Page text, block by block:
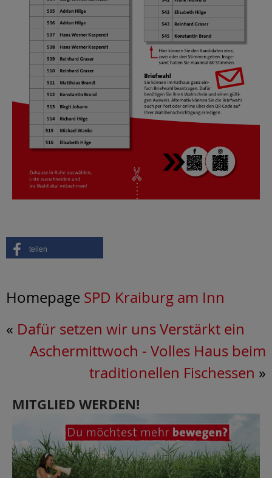
teilen
Homepage SPD Kraiburg am Inn
« Dafür setzen wir uns Verstärkt ein
Aschermittwoch - Volles Haus beim
traditionellen Fischessen »
MITGLIED WERDEN!